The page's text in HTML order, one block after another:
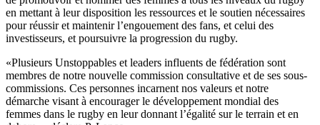
en mettant à leur disposition les ressources et le soutien nécessaires
pour réussir et maintenir l’engouement des fans, et celui des
investisseurs, et poursuivre la progression du rugby.
«Plusieurs Unstoppables et leaders influents de fédération sont
membres de notre nouvelle commission consultative et de ses sous-
commissions. Ces personnes incarnent nos valeurs et notre
démarche visant à encourager le développement mondial des
femmes dans le rugby en leur donnant l’égalité sur le terrain et en